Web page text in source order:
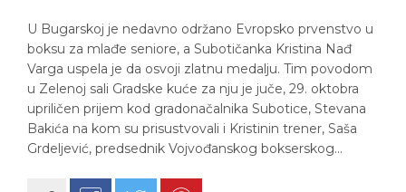
U Bugarskoj je nedavno održano Evropsko prvenstvo u
boksu za mlađe seniore, a Subotičanka Kristina Nađ
Varga uspela je da osvoji zlatnu medalju. Tim povodom
u Zelenoj sali Gradske kuće za nju je juče, 29. oktobra
upriličen prijem kod gradonačalnika Subotice, Stevana
Bakića na kom su prisustvovali i Kristinin trener, Saša
Grdeljević, predsednik Vojvođanskog bokserskog…